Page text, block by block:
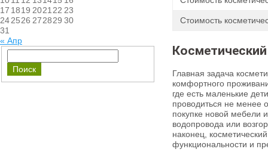
17 1819 2021 22 23
242526 272829 30
31
« Апр
Стоимость
Главная задача
комфортного
где есть маленькие
проводиться не менее
покупке новой мебели
водопровода или
наконец,
функциональности и